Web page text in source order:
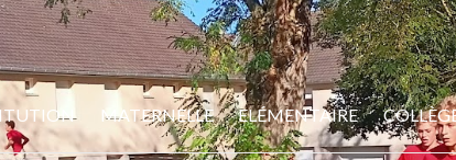
MATERNELLE ELÉMENTAIRE